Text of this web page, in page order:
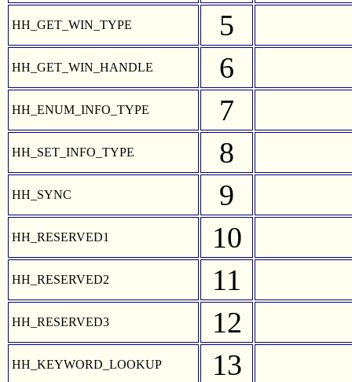
HH_GET_WIN_TYPE 5
HH_GET_WIN_HANDLE 6
HH_ENUM_INFO_TYPE 7
HH_SET_INFO_TYPE 8
HH_SYNC 9
HH_RESERVED1 10
HH_RESERVED2 11
HH_RESERVED3 12
HH_KEYWORD_LOOKUP 13